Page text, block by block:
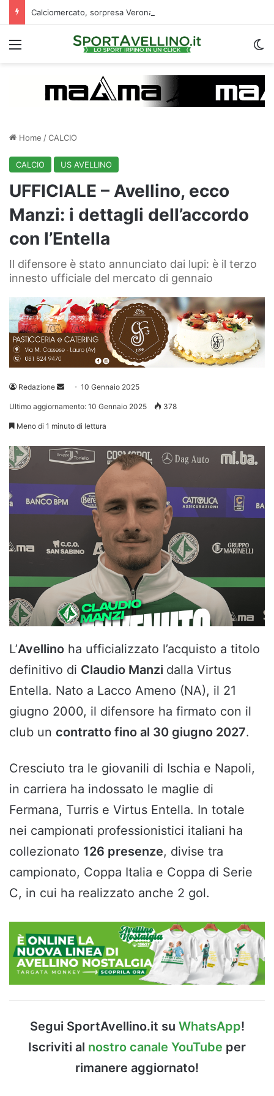
Menu
Home /CALCIO
CALCIO US AVELLINO
UFFICIALE – Avellino, ecco
Manzi: i dettagli dell’accordo
con l’Entella
Il difensore è stato annunciato dai lupi: è il terzo
innesto ufficiale del mercato di gennaio
Redazione
Invia 10 Gennaio 2025
Ultimo aggiornamento: 10 Gennaio 2025 378
Meno di 1 minuto di lettura
L’Avellino ha ufficializzato l’acquisto a titolo
definitivo di Claudio Manzi dalla Virtus
Entella. Nato a Lacco Ameno (NA), il 21
giugno 2000, il difensore ha firmato con il
club un contratto fino al 30 giugno 2027.
Cresciuto tra le giovanili di Ischia e Napoli,
in carriera ha indossato le maglie di
Fermana, Turris e Virtus Entella. In totale
nei campionati professionistici italiani ha
collezionato 126 presenze, divise tra
campionato, Coppa Italia e Coppa di Serie
C, in cui ha realizzato anche 2 gol.
Segui SportAvellino.it su WhatsApp!
Iscriviti al nostro canale YouTube per
rimanere aggiornato!